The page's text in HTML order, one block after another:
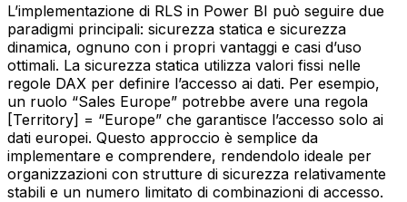
L’implementazione di RLS in Power BI può seguire due
paradigmi principali: sicurezza statica e sicurezza
dinamica, ognuno con i propri vantaggi e casi d’uso
ottimali. La sicurezza statica utilizza valori fissi nelle
regole DAX per definire l’accesso ai dati. Per esempio,
un ruolo “Sales Europe” potrebbe avere una regola
[Territory] = “Europe” che garantisce l’accesso solo ai
dati europei. Questo approccio è semplice da
implementare e comprendere, rendendolo ideale per
organizzazioni con strutture di sicurezza relativamente
stabili e un numero limitato di combinazioni di accesso.